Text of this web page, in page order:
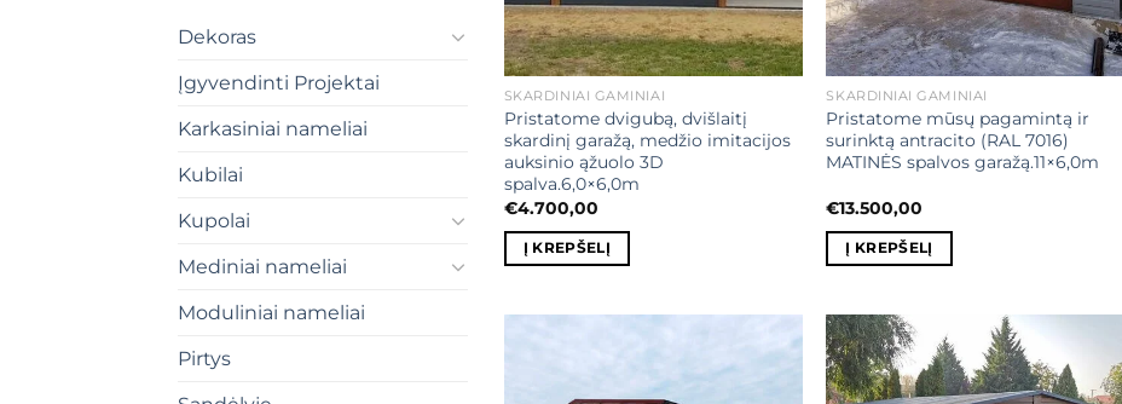
Dekoras
Įgyvendinti Projektai
Karkasiniai nameliai
Kubilai
Kupolai
Mediniai nameliai
Moduliniai nameliai
Pirtys
SKARDINIAI GAMINIAI
Pristatome dvigubą, dvišlaitį
skardinį garažą, medžio imitacijos
auksinio ąžuolo 3D
spalva.6,0×6,0m
€4.700,00
Į KREPŠELĮ
SKARDINIAI GAMINIAI
Pristatome mūsų pagamintą ir
surinktą antracito (RAL 7016)
MATINĖS spalvos garažą.11×6,0m
€13.500,00
Į KREPŠELĮ
Mėgstamiausias Mėgstamiausias